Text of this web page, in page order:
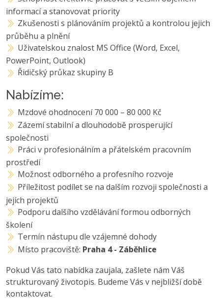
informací a stanovovat priority
Zkušenosti s plánováním projektů a kontrolou jejich
průběhu a plnění
Uživatelskou znalost MS Office (Word, Excel,
PowerPoint, Outlook)
Řidičský průkaz skupiny B
Nabízíme:
Mzdové ohodnocení 70 000 – 80 000 Kč
Zázemí stabilní a dlouhodobě prosperující
společnosti
Práci v profesionálním a přátelském pracovním
prostředí
Možnost odborného a profesního rozvoje
Příležitost podílet se na dalším rozvoji společnosti a
jejích projektů
Podporu dalšího vzdělávání formou odborných
školení
Termín nástupu dle vzájemné dohody
Místo pracoviště: Praha 4 - Záběhlice
Pokud Vás tato nabídka zaujala, zašlete nám Váš
strukturovaný životopis. Budeme Vás v nejbližší době
kontaktovat.